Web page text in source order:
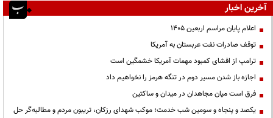
آخرین اخبار
اعلام پایان مراسم اربعین ۱۴۰۵
توقف صادرات نفت عربستان به آمریکا
ترامپ از افشای کمبود مهمات آمریکا خشمگین است
اجازه باز شدن مسیر دوم در تنگه هرمز را نخواهیم داد
فرق است میان مجاهدان در میدان و ساکتین
یکصد و پنجاه و سومین شب خدمت؛ موکب شهدای رزکان، تریبون مردم و مطالبه‌گر حل